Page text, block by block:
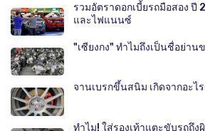
รวมอัตราดอกเบี้ยรถมือสอง ปี
และไฟแนนซ์
"เซียงกง" ทำไมถึงเป็นชื่อย่าน
จานเบรกขึ้นสนิม เกิดจากอะไ
ทำไม! ใส่รองเท้าแตะขับรถถึง